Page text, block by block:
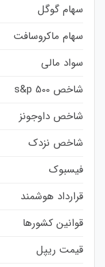
سهام گوگل
سهام ماکروسافت
سواد مالی
شاخص s&p 500
شاخص داوجونز
شاخص نزدک
فیسبوک
قرارداد هوشمند
قوانین کشورها
قیمت ریپل